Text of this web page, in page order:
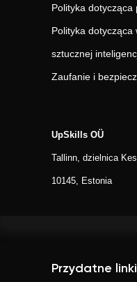
Polityka dotycząca
Polityka dotycząca
sztucznej
Zaufanie i
UpSkills OÜ
Tallinn, dzielnica
10145, Estonia
Przydatne linki